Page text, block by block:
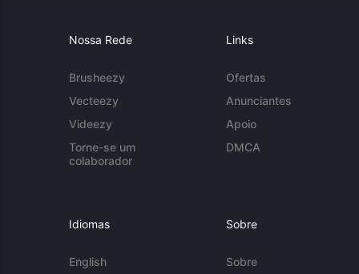
Nossa Rede
Brusheezy
Vecteezy
Videezy
Torne-se um
colaborador
Links
Ofertas
Anunciantes
Apoio
DMCA
Idiomas
English
Sobre
Sobre